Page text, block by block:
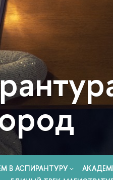
В АСПИРАНТУРУ